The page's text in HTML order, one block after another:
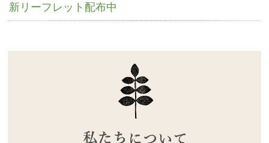
新リーフレット配布中